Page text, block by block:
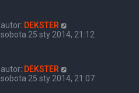
autor: DEKSTER
sobota 25 sty 2014, 21:12
autor: DEKSTER
sobota 25 sty 2014, 21:07